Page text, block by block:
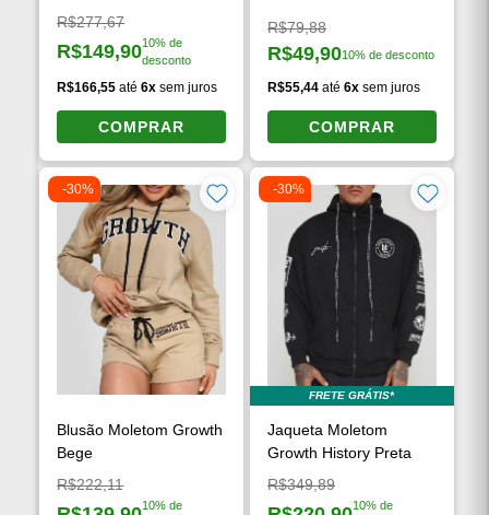
Preço original:
R$277,67
Preço à vista:
R$149,9010% de
desconto
R$166,55 até6x sem juros
COMPRAR
Preço original:
R$79,88
Preço à vista:
R$49,9010% de desconto
R$55,44 até 6x sem juros
COMPRAR
-30%
Blusão Moletom Growth
Bege
Preço original:
R$222,11
10% de
-30%
FRETE GRÁTIS*
Jaqueta Moletom
Growth History Preta
Preço original:
R$349,89
10% de